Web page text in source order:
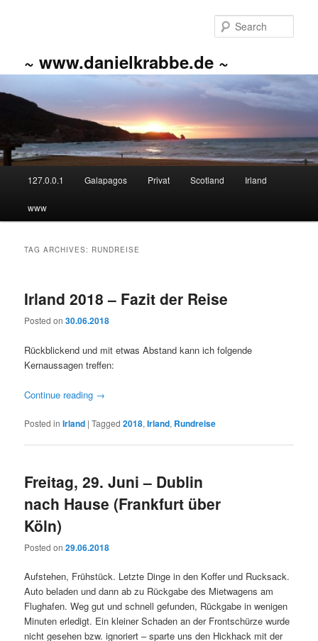
~ www.danielkrabbe.de ~
127.0.0.1 Galapagos Privat Scotland Irland
www
TAG ARCHIVES: RUNDREISE
Irland 2018 – Fazit der Reise
Posted on30.06.2018
Rückblickend und mit etwas Abstand kann ich folgende
Kernaussagen treffen:
Continue reading →
Posted in Irland |Tagged 2018,Irland, Rundreise
Freitag, 29. Juni – Dublin
nach Hause (Frankfurt über
Köln)
Posted on29.06.2018
Aufstehen, Frühstück. Letzte Dinge in den Koffer und Rucksack.
Auto beladen und dann ab zu Rückgabe des Mietwagens am
Flughafen. Weg gut und schnell gefunden, Rückgabe in wenigen
Minuten erledigt. Ein kleiner Schaden an der Frontschürze wurde
nicht gesehen bzw. ignoriert – sparte uns den Hickhack mit der